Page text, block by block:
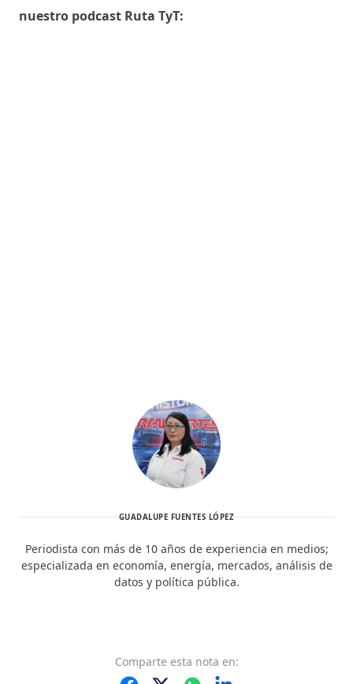
nuestro podcast Ruta TyT:
GUADALUPE FUENTES LÓPEZ
Periodista con más de 10 años de experiencia en medios;
especializada en economía, energía, mercados, análisis de
datos y política pública.
Comparte esta nota en: